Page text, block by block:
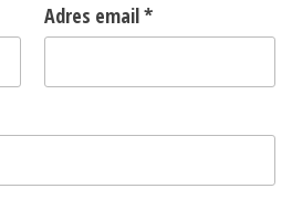
Adres email*